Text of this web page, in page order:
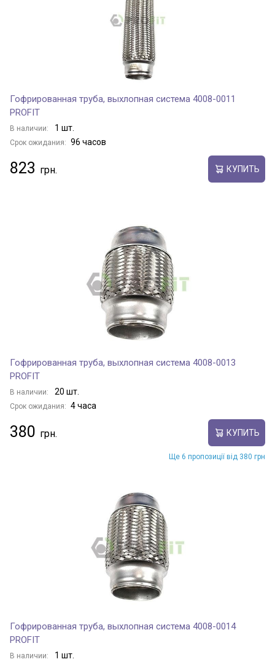
Гофрированная труба, выхлопная система 4008-0011
PROFIT
В наличии: 1 шт.
Срок ожидания: 96 часов
823 КУПИТЬ
Гофрированная труба, выхлопная система 4008-0013
PROFIT
В наличии: 20 шт.
Срок ожидания: 4 часа
380 КУПИТЬ
Ще 6 пропозиції від 380 грн
Гофрированная труба, выхлопная система 4008-0014
PROFIT
В наличии: 1 шт.